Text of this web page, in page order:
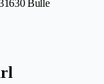
1630 Bulle